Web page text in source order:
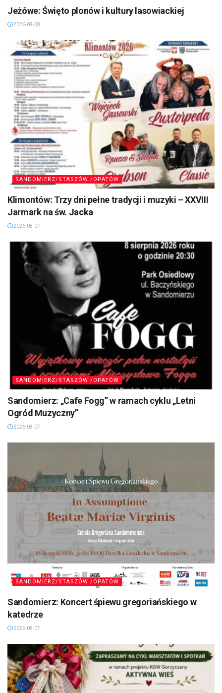
Jeżówe: Święto plonów i kultury lasowiackiej
2026-08-08
SANDOMIERZ/STASZÓW /OPATÓW
Klimontów: Trzy dni pełne tradycji i muzyki – XXVIII
Jarmark na św. Jacka
2026-08-07
SANDOMIERZ/STASZÓW /OPATÓW
Sandomierz: „Cafe Fogg” w ramach cyklu „Letni
Ogród Muzyczny”
2026-08-07
SANDOMIERZ/STASZÓW /OPATÓW
Sandomierz: Koncert śpiewu gregoriańskiego w
katedrze
2026-08-07